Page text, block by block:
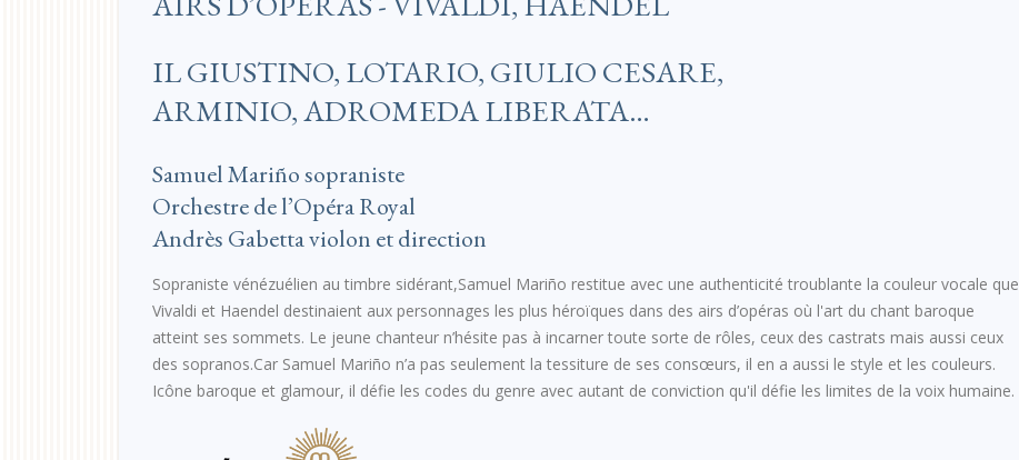
IL GIUSTINO, LOTARIO, GIULIO CESARE,
ARMINIO, ADROMEDA LIBERATA…
Samuel Mariño sopraniste
Orchestre de l’Opéra Royal
Andrès Gabetta violon et direction
Sopraniste vénézuélien au timbre sidérant,Samuel Mariño restitue avec une authenticité troublante la couleur vocale que
Vivaldi et Haendel destinaient aux personnages les plus héroïques dans des airs d’opéras où l'art du chant baroque
atteint ses sommets. Le jeune chanteur n’hésite pas à incarner toute sorte de rôles, ceux des castrats mais aussi ceux
des sopranos.Car Samuel Mariño n’a pas seulement la tessiture de ses consœurs, il en a aussi le style et les couleurs.
Icône baroque et glamour, il défie les codes du genre avec autant de conviction qu'il défie les limites de la voix humaine.